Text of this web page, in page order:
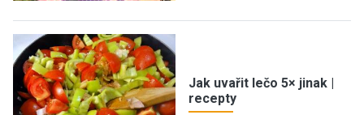
Jak uvařit lečo 5× jinak |
recepty